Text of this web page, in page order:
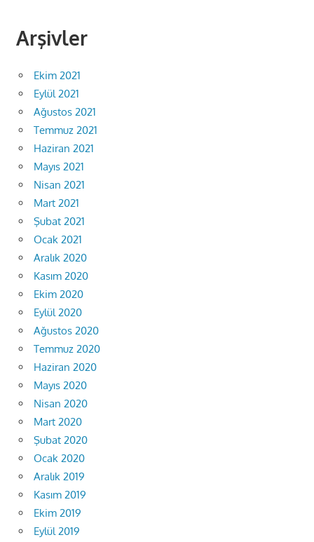
Arşivler
Ekim 2021
Eylül 2021
Ağustos 2021
Temmuz 2021
Haziran 2021
Mayıs 2021
Nisan 2021
Mart 2021
Şubat 2021
Ocak 2021
Aralık 2020
Kasım 2020
Ekim 2020
Eylül 2020
Ağustos 2020
Temmuz 2020
Haziran 2020
Mayıs 2020
Nisan 2020
Mart 2020
Şubat 2020
Ocak 2020
Aralık 2019
Kasım 2019
Ekim 2019
Eylül 2019